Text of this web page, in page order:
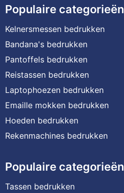
Populaire categorieën
Kelnersmessen bedrukken
Bandana's bedrukken
Pantoffels bedrukken
Reistassen bedrukken
Laptophoezen bedrukken
Emaille mokken bedrukken
Hoeden bedrukken
Rekenmachines bedrukken
Populaire categorieën
Tassen bedrukken